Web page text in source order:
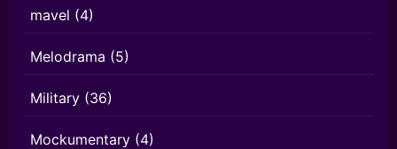
mavel (4)
Melodrama (5)
Military (36)
Mockumentary (4)